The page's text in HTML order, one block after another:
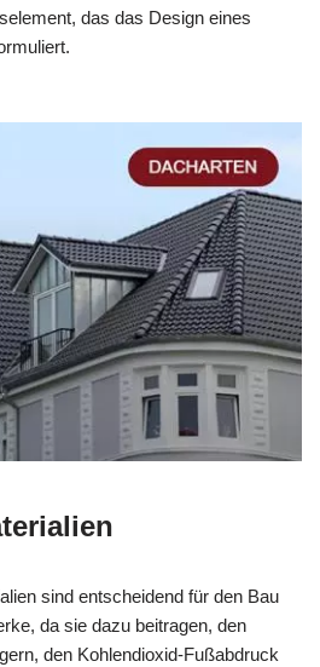
das das Design eines
sind entscheidend für den Bau
da sie dazu beitragen, den
den Kohlendioxid-Fußabdruck